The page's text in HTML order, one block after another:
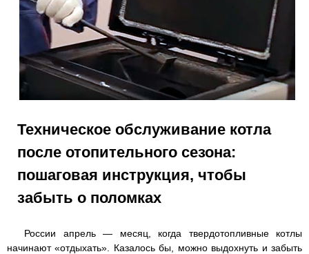
Техническое обслуживание котла
после отопительного сезона:
пошаговая инструкция, чтобы
забыть о поломках
России апрель — месяц, когда твердотопливные котлы
начинают «отдыхать». Казалось бы, можно выдохнуть и забыть